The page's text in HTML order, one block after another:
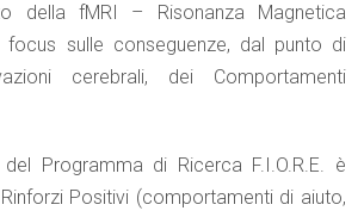
della fMRI – Risonanza Magnetica
focus sulle conseguenze, dal punto di
cerebrali, dei Comportamenti
Programma di Ricerca F.I.O.R.E. è
Positivi (comportamenti di aiuto,